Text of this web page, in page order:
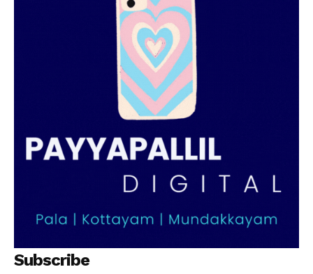
SUBSCRIBE NOW
PALA VISION
Subscription Plans
Subscribe